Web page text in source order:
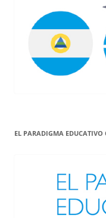
EL PARADIGMA EDUCATIVO